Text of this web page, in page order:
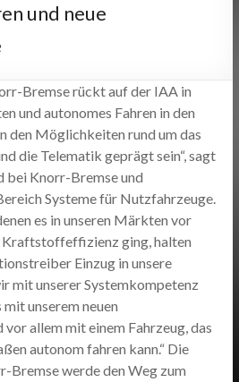
und neue
Bremse rückt auf der IAA in
und autonomes Fahren in den
den Möglichkeiten rund um das
die Telematik geprägt sein“, sagt
bei Knorr-Bremse und
Systeme für Nutzfahrzeuge.
es in unseren Märkten vor
Kraftstoffeffizienz ging, halten
Einzug in unsere
mit unserer Systemkompetenz
unserem neuen
allem mit einem Fahrzeug, das
autonom fahren kann.“ Die
Bremse werde den Weg zum